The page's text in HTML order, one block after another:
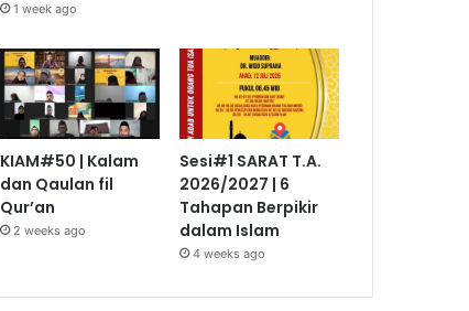
1 week ago
KIAM#50 | Kalam
dan Qaulan fil
Qur’an
2 weeks ago
Sesi#1 SARAT T.A.
2026/2027 | 6
Tahapan Berpikir
dalam Islam
4 weeks ago